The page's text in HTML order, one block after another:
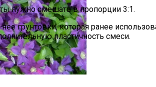
нужно смешать в пропорции 3:1.
грунтовки, которая ранее
пластичность смеси.